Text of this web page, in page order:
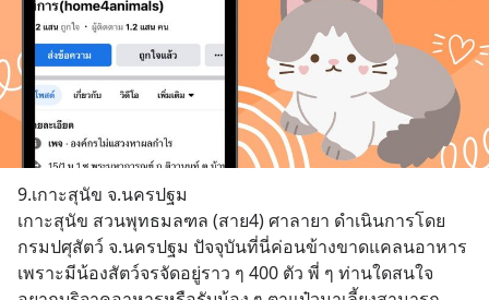
9.เกาะสุนัข จ.นครปฐม
เกาะสุนัข สวนพุทธมลฑล (สาย4) ศาลายา ดำเนินการโดย
กรมปศุสัตว์ จ.นครปฐม ปัจจุบันที่นี่ค่อนข้างขาดแคลนอาหาร
เพราะมีน้องสัตว์จรจัดอยู่ราว ๆ 400 ตัว พี่ ๆ ท่านใดสนใจ